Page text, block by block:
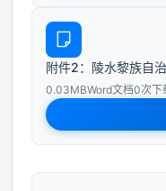
附件2：陵水黎族自
0.03MBWord文档0次下